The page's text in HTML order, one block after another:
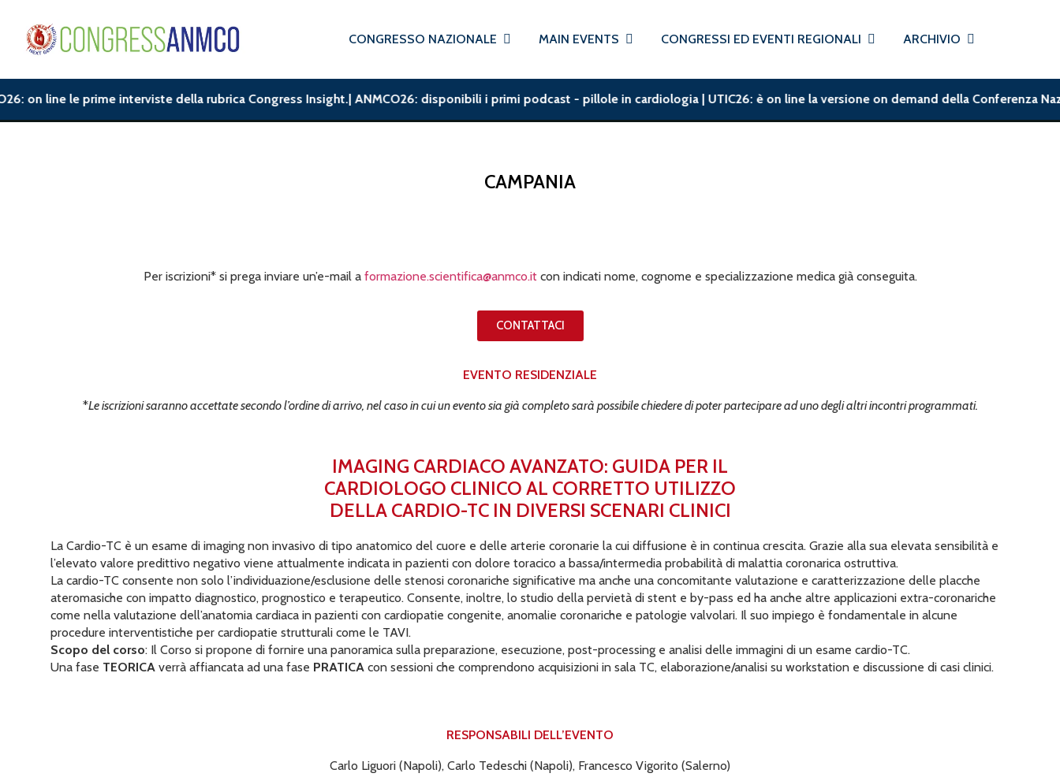
CONGRESSO NAZIONALE MAIN EVENTS CONGRESSI ED EVENTI REGIONALI ARCHIVIO
on line le prime interviste della rubrica Congress Insight.| ANMCO26: disponibili i primi podcast - pillole in cardiologia | UTIC26: è on line la versione on demand della Conferenza
CAMPANIA
Per iscrizioni* si prega inviare un’e-mail a formazione.scientifica@anmco.itcon indicati nome, cognome e specializzazione medica già conseguita.
CONTATTACI
EVENTO RESIDENZIALE
*Le iscrizioni saranno accettate secondo l’ordine di arrivo, nel caso in cui un evento sia già completo sarà possibile chiedere di poter partecipare ad uno degli altri incontri programmati.
IMAGING CARDIACO AVANZATO: GUIDA PER IL
CARDIOLOGO CLINICO AL CORRETTO UTILIZZO
DELLA CARDIO-TC IN DIVERSI SCENARI CLINICI
La Cardio-TC è un esame di imaging non invasivo di tipo anatomico del cuore e delle arterie coronarie la cui diffusione è in continua crescita. Grazie alla sua elevata sensibilità e
l’elevato valore predittivo negativo viene attualmente indicata in pazienti con dolore toracico a bassa/intermedia probabilità di malattia coronarica ostruttiva.
La cardio-TC consente non solo l’individuazione/esclusione delle stenosi coronariche significative ma anche una concomitante valutazione e caratterizzazione delle placche
ateromasiche con impatto diagnostico, prognostico e terapeutico. Consente, inoltre, lo studio della pervietà di stent e by-pass ed ha anche altre applicazioni extra-coronariche
come nella valutazione dell’anatomia cardiaca in pazienti con cardiopatie congenite, anomalie coronariche e patologie valvolari. Il suo impiego è fondamentale in alcune
procedure interventistiche per cardiopatie strutturali come le TAVI.
Scopo del corso: Il Corso si propone di fornire una panoramica sulla preparazione, esecuzione, post-processing e analisi delle immagini di un esame cardio-TC.
Una fase TEORICA verrà affiancata ad una fase PRATICA con sessioni che comprendono acquisizioni in sala TC, elaborazione/analisi su workstation e discussione di casi clinici.
RESPONSABILI DELL’EVENTO​
Carlo Liguori (Napoli), Carlo Tedeschi (Napoli), Francesco Vigorito (Salerno)